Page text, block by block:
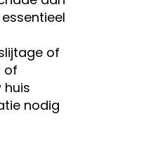
of
of
huis
nodig